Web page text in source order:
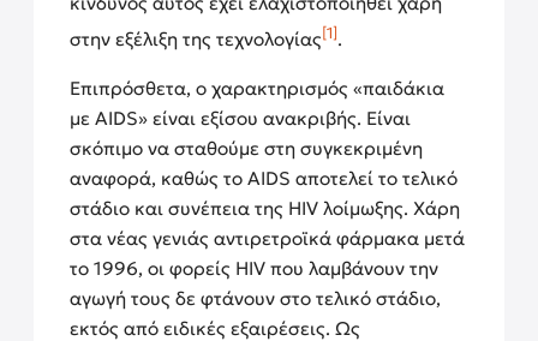
στην εξέλιξη της τεχνολογίας[1].
Επιπρόσθετα, ο χαρακτηρισμός «παιδάκια
με AIDS» είναι εξίσου ανακριβής. Είναι
σκόπιμο να σταθούμε στη συγκεκριμένη
αναφορά, καθώς το AIDS αποτελεί το τελικό
στάδιο και συνέπεια της HIV λοίμωξης. Χάρη
στα νέας γενιάς αντιρετροϊκά φάρμακα μετά
το 1996, οι φορείς HIV που λαμβάνουν την
αγωγή τους δε φτάνουν στο τελικό στάδιο,
εκτός από ειδικές εξαιρέσεις. Ως